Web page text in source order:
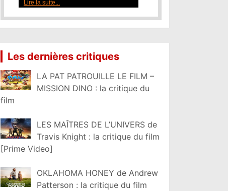
Lire la suite...
Les dernières critiques
LA PAT PATROUILLE LE FILM –
MISSION DINO : la critique du
film
LES MAÎTRES DE L’UNIVERS de
Travis Knight : la critique du film
[Prime Video]
OKLAHOMA HONEY de Andrew
Patterson : la critique du film